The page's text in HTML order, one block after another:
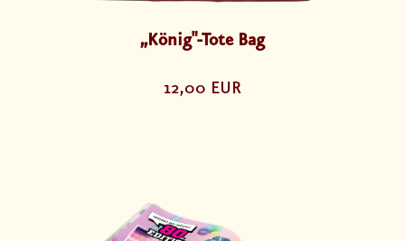
„König"-Tote Bag
12,00 EUR